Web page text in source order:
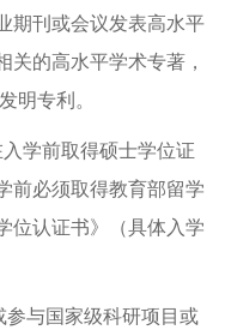
期刊或会议发表高水平
关的高水平学术专著 ，
明专利。
学前取得硕士学位证
前必须取得教育部留学
认证书》
（具体入学
参与国家级科研项目或